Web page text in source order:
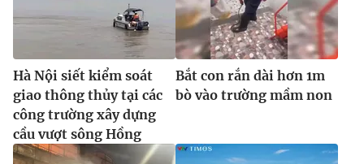
Hà Nội siết kiểm soát
giao thông thủy tại các
công trường xây dựng
cầu vượt sông Hồng
Bắt con rắn dài hơn 1m
bò vào trường mầm non